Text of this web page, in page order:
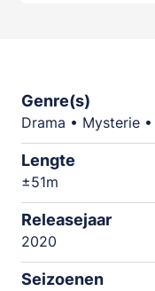
Genre(s)
Drama • Mysterie
Lengte
±51m
Releasejaar
2020
Seizoenen